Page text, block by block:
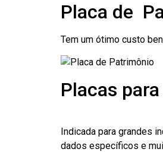
Placa de
Tem um ótimo custo
Placas
Indicada para grandes
dados específicos e